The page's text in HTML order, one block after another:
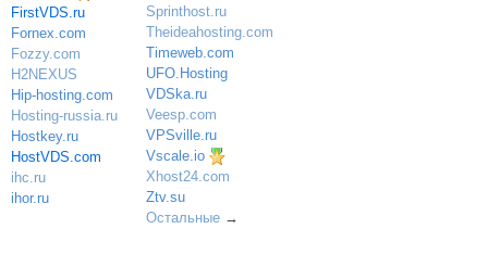
FirstVDS.ru
Fornex.com
Fozzy.com
H2NEXUS
Hip-hosting.com
Hosting-russia.ru
Hostkey.ru
HostVDS.com
ihc.ru
ihor.ru
Sprinthost.ru
Theideahosting.com
Timeweb.com
UFO.Hosting
VDSka.ru
Veesp.com
VPSville.ru
Vscale.io
Xhost24.com
Ztv.su
Остальные→